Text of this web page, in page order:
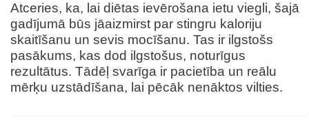
Atceries, ka, lai diētas ievērošana ietu viegli, šajā
gadījumā būs jāaizmirst par stingru kaloriju
skaitīšanu un sevis mocīšanu. Tas ir ilgstošs
pasākums, kas dod ilgstošus, noturīgus
rezultātus. Tādēļ svarīga ir pacietība un reālu
mērķu uzstādīšana, lai pēcāk nenāktos vilties.